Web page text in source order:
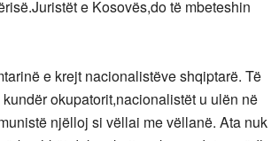
e Kosovës,do të mbeteshin
e krejt nacionalistëve shqiptarë. Të
okupatorit,nacionalistët u ulën në
njëlloj si vëllai me vëllanë. Ata nuk